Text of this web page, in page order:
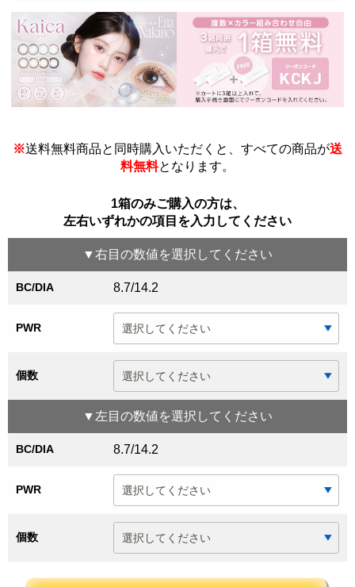
※送料無料商品と同時購入いただくと、すべての商品が送
料無料となります。
1箱のみご購入の方は、
左右いずれかの項目を入力してください
▼右目 の数値を選択してください
BC/DIA 8.7/14.2
PWR
個数
▼ 左目 の数値を選択してください
BC/DIA 8.7/14.2
PWR
個数